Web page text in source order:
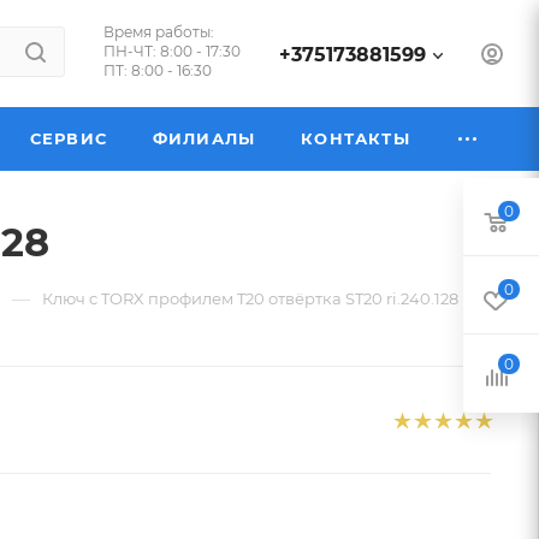
Время работы:
ПН-ЧТ: 8:00 - 17:30
ПТ: 8:00 - 16:30
+375173881599
СЕРВИС ФИЛИАЛЫ КОНТАКТЫ
— Ключ с TORX профилем T20 отвёртка ST20 ri.240.128
0
0
0